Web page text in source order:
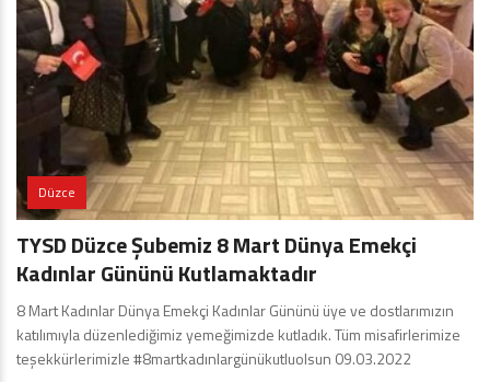
Düzce
TYSD Düzce Şubemiz 8 Mart Dünya Emekçi
Kadınlar Gününü Kutlamaktadır
8 Mart Kadınlar Dünya Emekçi Kadınlar Gününü üye ve dostlarımızın
katılımıyla düzenlediğimiz yemeğimizde kutladık. Tüm misafirlerimize
teşekkürlerimizle #8martkadınlargünükutluolsun 09.03.2022